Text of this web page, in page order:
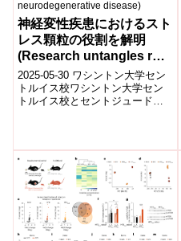
神経変性疾患におけるスト
レス顆粒の役割を解明
(Research untangles role
of stress granules in
neurodegenerative
disease)
2025-05-30 ワシントン大学セン
トルイス校ワシントン大学セン
トルイス校とセントジュード小